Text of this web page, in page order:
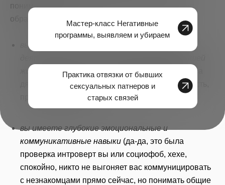
Мастер-класс Негативные
программы, выявляем и убираем
Практика отвязки от бывших
сексуальных патнеров и
старых связей
понимаете, что сначала нужно получить должное
образование и опыт)
вы понимаете, что работа и общественная
жизни
(это не значит, что вы должны работать на
дядю, имеется в виду, что у вас есть деятельность,
приносящая доход.)
вы имеете глубокие эмоциональные и
коммуникативные навыки (да-да, это была
проверка интроверт вы или социофоб, хехе,
спокойно, никто не выгоняет вас коммуницировать
с незнакомцами прямо сейчас, но понимать общие